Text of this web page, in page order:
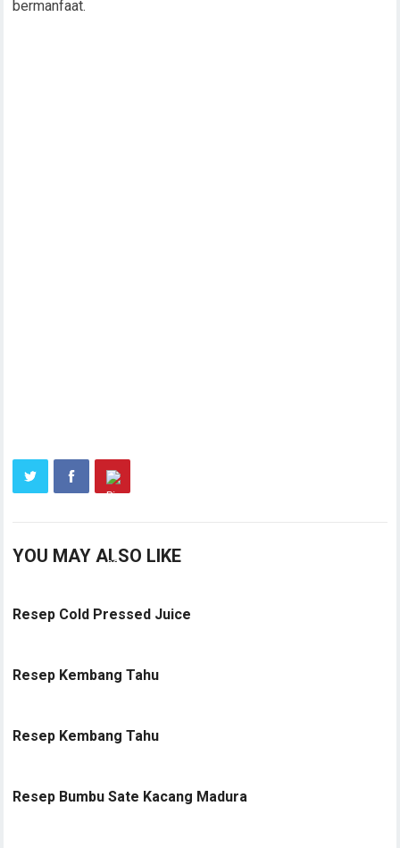
bermanfaat.
YOU MAY ALSO LIKE
Resep Cold Pressed Juice
Resep Kembang Tahu
Resep Kembang Tahu
Resep Bumbu Sate Kacang Madura